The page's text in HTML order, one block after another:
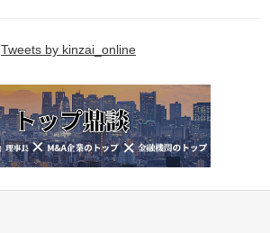
Tweets by kinzai_online